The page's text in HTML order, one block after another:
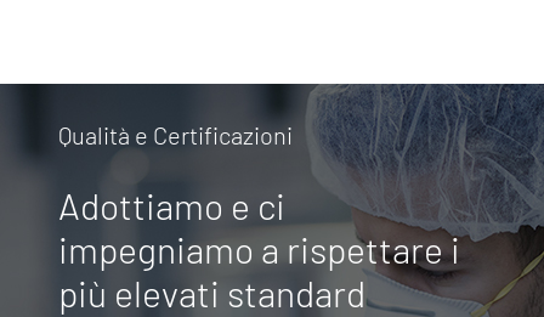
Qualità e Certificazioni
Adottiamo e ci
impegniamo a rispettare i
più elevati standard